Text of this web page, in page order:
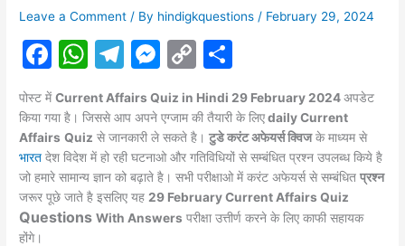
Leave a Comment / By hindigkquestions / February 29, 2024
F
c
e
b
o
o
W
at
s
A
p
p
T
e
gr
a
m
M
s
s
e
n
g
C
p
y
Li
n
k
ar
e
पोस्ट मेंCurrent Affairs Quiz in Hindi 29 February 2024अपडेट
किया गया है। जिससे आप अपने एग्जाम की तैयारी के लिएdaily Current
Affairs Quiz से जानकारी ले सकते है।टुडे करंट अफेयर्स क्विजके माध्यम से
भारत देश विदेश में हो रही घटनाओ और गतिविधियों से सम्बंधित प्रश्न उपलब्ध किये है
जो हमारे सामान्य ज्ञान को बढ़ाते है। सभी परीक्षाओ में करंटअफेयर्ससे सम्बंधितप्रश्न
जरूर पूछे जाते है इसलिए यह 29 FebruaryCurrent Affairs Quiz
QuestionsWith Answers परीक्षा उत्तीर्ण करने के लिए काफी सहायक
होंगे।